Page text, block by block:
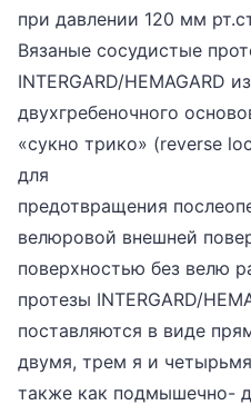
при давлении 120 мм
Вязаные сосудистые
INTERGARD/HEMAGARD
двухгребеночного
«сукно трико» (reverse
для
предотвращения
велюровой внешней
поверхностью без велю
протезы INTERGARD/
поставляются в виде
двумя, трем я и
также как подмышечно-